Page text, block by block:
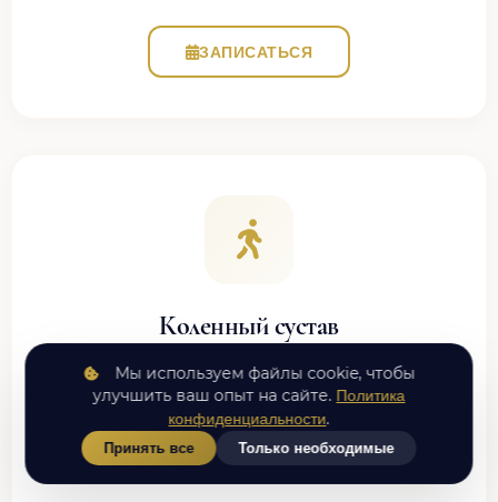
ЗАПИСАТЬСЯ
Коленный сустав
Артроз, менископатии, боль при ходьбе, хруст,
нестабильность
от 1700 ₽
Мы используем файлы cookie, чтобы
улучшить ваш опыт на сайте. Политика
конфиденциальности.
Принять все Только необходимые